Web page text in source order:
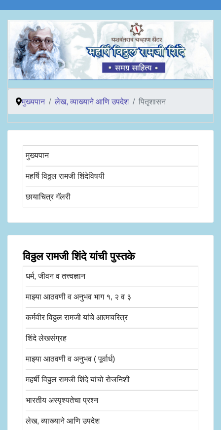
मुख्यपान लेख, व्याख्याने आणि उपदेश पितृशासन
मुख्यपान
महर्षि विठ्ठल रामजी शिंदेविषयी
छायाचित्र गॅलरी
विठ्ठल रामजी शिंदे यांची पुस्तके
धर्म, जीवन व तत्त्वज्ञान
माझ्या आठवणी व अनुभव भाग १, २ व ३
कर्मवीर विठ्ठल रामजी यांचे आत्मचरित्र
शिंदे लेखसंग्रह
माझ्या आठवणी व अनुभव ( पूर्वार्ध)
महर्षी विठ्ठल रामजी शिंदे यांचो रोजनिशी
भारतीय अस्पृश्यतेचा प्रश्न
लेख, व्याख्याने आणि उपदेश